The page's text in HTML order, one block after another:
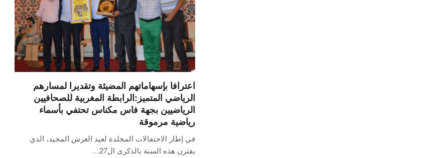
اعترافا بإسهاماتهم المضيئة وتقديرا لمسارهم
الرياضي المتميز:الرابطة المغربية للصحافيين
الرياضيين بجهة فاس مكناس تحتفي بأسماء
رياضية مرموقة
في إطار الاحتفالات المخلدة لعيد العرش المجيد، الذي
يقترن هذه السنة بالذكرى ال27…